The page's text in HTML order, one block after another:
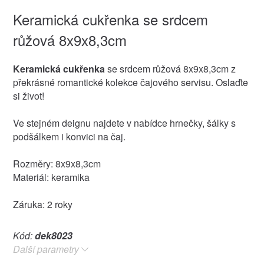
Keramická cukřenka se srdcem
růžová 8x9x8,3cm
Keramická cukřenkase srdcem růžová 8x9x8,3cm z
překrásné romantické kolekce čajového servisu. Oslaďte
si život!
Ve stejném deignu najdete v nabídce hrnečky, šálky s
podšálkem i konvici na čaj.
Rozměry: 8x9x8,3cm
Materiál: keramika
Záruka: 2 roky
Kód:dek8023
Další parametry